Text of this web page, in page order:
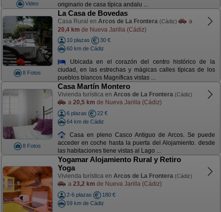
Video
originario de casa típica andalu ...
8 Fotos
La Casa de Bovedas
Casa Rural en Arcos de La Frontera (Cádiz)
a
20,4 km de Nueva Jarilla (Cádiz)
10 plazas
30 €
60 km de Cádiz
Ubicada en el corazón del centro histórico de la
ciudad, en las estrechas y mágicas calles típicas de los
pueblos blancos Magníficas vistas ...
8 Fotos
Casa Martín Montero
Vivienda turística en Arcos de La Frontera (Cádiz)
a 20,5 km de Nueva Jarilla (Cádiz)
6 plazas
22 €
64 km de Cádiz
Casa en pleno Casco Antiguo de Arcos. Se puede
acceder en coche hasta la puerta del Alojamiento. desde
las habitaciones tiene vistas al Lago ...
Yogamar Alojamiento Rural y Retiro
Yoga
Vivienda turística en Arcos de La Frontera (Cádiz)
a 23,2 km de Nueva Jarilla (Cádiz)
2-6 plazas
180 €
59 km de Cádiz